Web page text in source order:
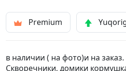
Premium
в наличии ( на фото)и на заказ.
Скворечники, домики